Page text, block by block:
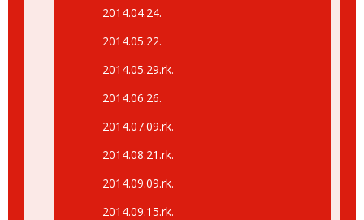
2014.04.24.
2014.05.22.
2014.05.29.rk.
2014.06.26.
2014.07.09.rk.
2014.08.21.rk.
2014.09.09.rk.
2014.09.15.rk.